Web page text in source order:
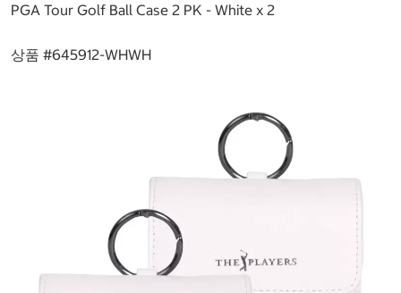
PGA Tour Golf Ball Case 2 PK - White x 2
상품 #645912-WHWH